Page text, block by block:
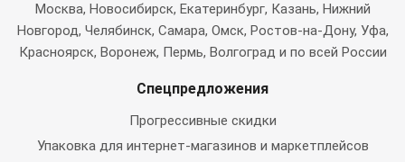
Москва, Новосибирск, Екатеринбург, Казань, Нижний
Новгород, Челябинск, Самара, Омск, Ростов-на-Дону, Уфа,
Красноярск, Воронеж, Пермь, Волгоград и по всей России
Спецпредложения
Прогрессивные скидки
Упаковка для интернет-магазинов и маркетплейсов